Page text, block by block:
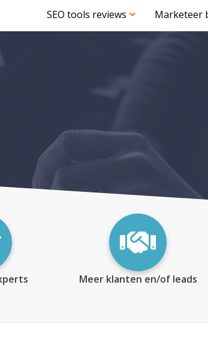
SEO tools reviews Marketeer
Meer klanten en/of leads